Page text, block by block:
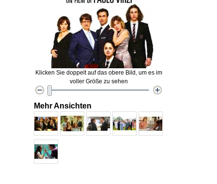
Klicken Sie doppelt auf das obere Bild, um es im
voller Größe zu sehen
Mehr Ansichten